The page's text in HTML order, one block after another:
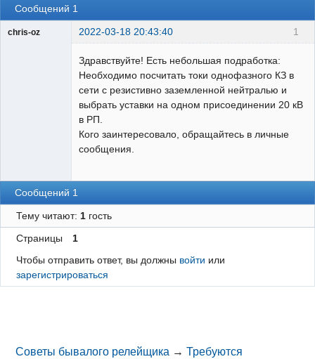
Сообщений 1
1
chris-oz 2022-03-18 20:43:40
Здравствуйте! Есть небольшая подработка:
Необходимо посчитать токи однофазного КЗ в
сети с резистивно заземленной нейтралью и
выбрать уставки на одном присоединении 20 кВ
в РП.
Кого заинтересовало, обращайтесь в личные
сообщения.
Сообщений 1
Тему читают: 1гость
Страницы
1
Чтобы отправить ответ, вы должны войти или
зарегистрироваться
Советы бывалого релейщика →Требуются